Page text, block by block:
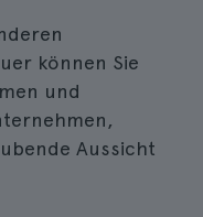
können Sie
und
Aussicht